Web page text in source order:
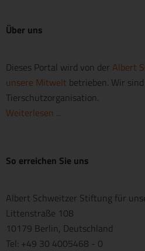
Über uns
Dieses Portal wird von der Albert
unsere Mitwelt betrieben. Wir
Tierschutzorganisation.
Weiterlesen ...
So erreichen Sie uns
Albert Schweitzer Stiftung für
Littenstraße 108
10179 Berlin, Deutschland
Tel: +49 30 4005468 - 0